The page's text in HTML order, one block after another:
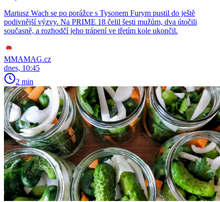
Mariusz Wach se po porážce s Tysonem Furym pustil do ještě
podivnější výzvy. Na PRIME 18 čelil šesti mužům, dva útočili
současně, a rozhodčí jeho trápení ve třetím kole ukončil.
MMAMAG.cz
dnes, 10:45
2 min